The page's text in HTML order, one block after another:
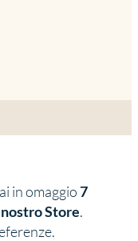
in omaggio7
Store.